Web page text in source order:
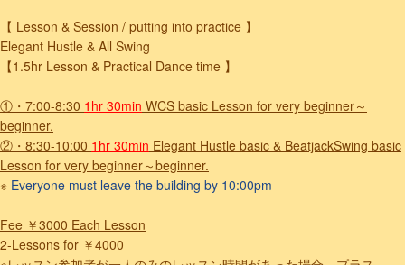
【 Lesson & Session / putting into practice 】
Elegant Hustle & All Swing
【1.5hr Lesson & Practical Dance time 】
①・7:00-8:30 1hr 30min WCS basic Lesson for very beginner～
beginner.
②・8:30-10:00 1hr 30min Elegant Hustle basic & BeatjackSwing basic
Lesson for very beginner～beginner.
※ Everyone must leave the building by 10:00pm
Fee ￥3000 Each Lesson
2-Lessons for ￥4000